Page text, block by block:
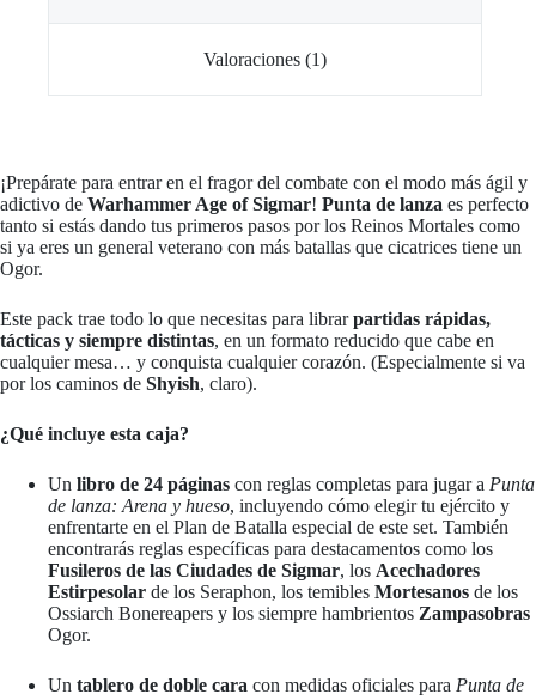
Valoraciones (1)
¡Prepárate para entrar en el fragor del combate con el modo más ágil y
adictivo de Warhammer Age of Sigmar! Punta de lanza es perfecto
tanto si estás dando tus primeros pasos por los Reinos Mortales como
si ya eres un general veterano con más batallas que cicatrices tiene un
Ogor.
Este pack trae todo lo que necesitas para librarpartidas rápidas,
tácticas y siempre distintas, en un formato reducido que cabe en
cualquier mesa… y conquista cualquier corazón. (Especialmente si va
por los caminos de Shyish, claro).
¿Qué incluye esta caja?
Un libro de 24 páginas con reglas completas para jugar a Punta
de lanza: Arena y hueso, incluyendo cómo elegir tu ejército y
enfrentarte en el Plan de Batalla especial de este set. También
encontrarás reglas específicas para destacamentos como los
Fusileros de las Ciudades de Sigmar, los Acechadores
Estirpesolar de los Seraphon, los temibles Mortesanos de los
Ossiarch Bonereapers y los siempre hambrientos Zampasobras
Ogor.
Un tablero de doble cara con medidas oficiales para Punta de